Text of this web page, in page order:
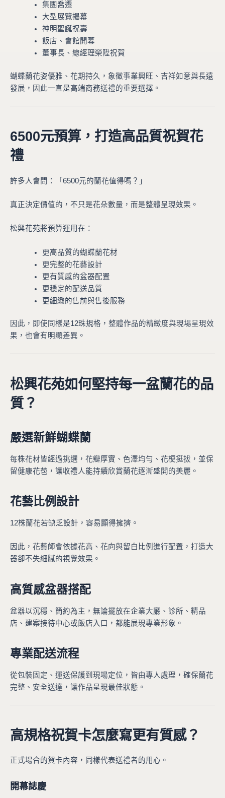
集團喬遷
大型展覽揭幕
神明聖誕祝壽
飯店、會館開幕
董事長、總經理榮陞祝賀
蝴蝶蘭花姿優雅、花期持久，象徵事業興旺、吉祥如意與長遠
發展，因此一直是高端商務送禮的重要選擇。
6500元預算，打造高品質祝賀花
禮
許多人會問：「6500元的蘭花值得嗎？」
真正決定價值的，不只是花朵數量，而是整體呈現效果。
松興花苑將預算運用在：
更高品質的蝴蝶蘭花材
更完整的花藝設計
更有質感的盆器配置
更穩定的配送品質
更細緻的售前與售後服務
因此，即使同樣是12珠規格，整體作品的精緻度與現場呈現效
果，也會有明顯差異。
松興花苑如何堅持每一盆蘭花的品
質？
嚴選新鮮蝴蝶蘭
每株花材皆經過挑選，花瓣厚實、色澤均勻、花梗挺拔，並保
留健康花苞，讓收禮人能持續欣賞蘭花逐漸盛開的美麗。
花藝比例設計
12株蘭花若缺乏設計，容易顯得擁擠。
因此，花藝師會依據花高、花向與留白比例進行配置，打造大
器卻不失細膩的視覺效果。
高質感盆器搭配
盆器以沉穩、簡約為主，無論擺放在企業大廳、診所、精品
店、建案接待中心或飯店入口，都能展現專業形象。
專業配送流程
從包裝固定、運送保護到現場定位，皆由專人處理，確保蘭花
完整、安全送達，讓作品呈現最佳狀態。
高規格祝賀卡怎麼寫更有質感？
正式場合的賀卡內容，同樣代表送禮者的用心。
開幕誌慶